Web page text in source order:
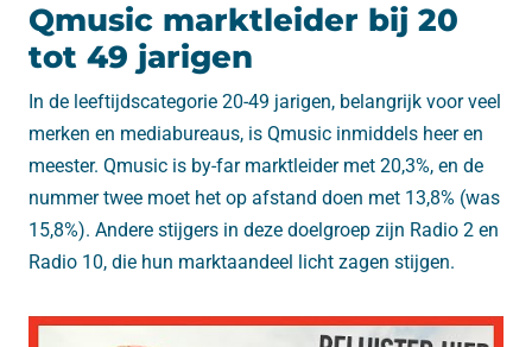
Qmusic marktleider bij 20
tot 49 jarigen
In de leeftijdscategorie 20-49 jarigen, belangrijk voor veel
merken en mediabureaus, is Qmusic inmiddels heer en
meester. Qmusic is by-far marktleider met 20,3%, en de
nummer twee moet het op afstand doen met 13,8% (was
15,8%). Andere stijgers in deze doelgroep zijn Radio 2 en
Radio 10, die hun marktaandeel licht zagen stijgen.